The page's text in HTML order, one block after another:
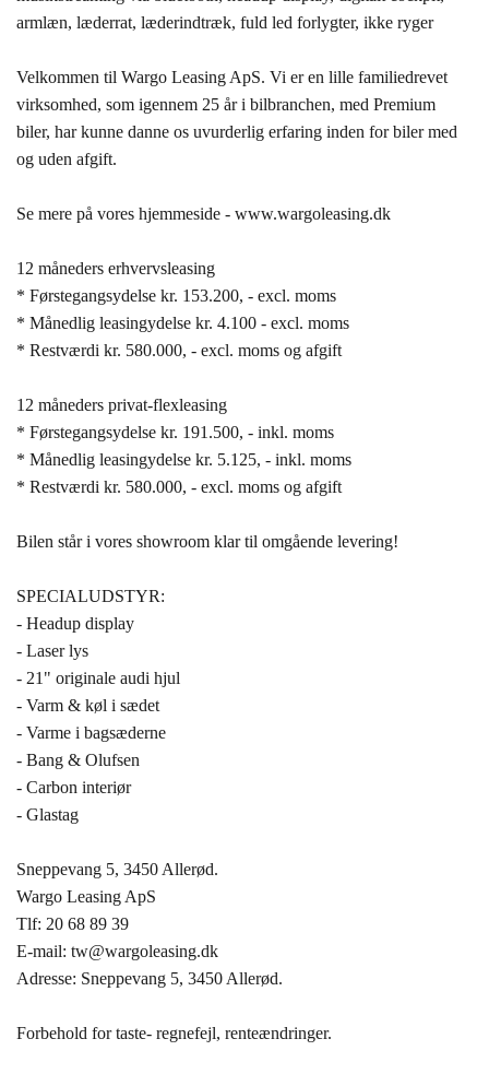
armlæn, læderrat, læderindtræk, fuld led forlygter, ikke ryger
Velkommen til Wargo Leasing ApS. Vi er en lille familiedrevet
virksomhed, som igennem 25 år i bilbranchen, med Premium
biler, har kunne danne os uvurderlig erfaring inden for biler med
og uden afgift.
Se mere på vores hjemmeside - www.wargoleasing.dk
12 måneders erhvervsleasing
* Førstegangsydelse kr. 153.200, - excl. moms
* Månedlig leasingydelse kr. 4.100 - excl. moms
* Restværdi kr. 580.000, - excl. moms og afgift
12 måneders privat-flexleasing
* Førstegangsydelse kr. 191.500, - inkl. moms
* Månedlig leasingydelse kr. 5.125, - inkl. moms
* Restværdi kr. 580.000, - excl. moms og afgift
Bilen står i vores showroom klar til omgående levering!
SPECIALUDSTYR:
- Headup display
- Laser lys
- 21" originale audi hjul
- Varm & køl i sædet
- Varme i bagsæderne
- Bang & Olufsen
- Carbon interiør
- Glastag
Sneppevang 5, 3450 Allerød.
Wargo Leasing ApS
Tlf: 20 68 89 39
E-mail: tw@wargoleasing.dk
Adresse: Sneppevang 5, 3450 Allerød.
Forbehold for taste- regnefejl, renteændringer.